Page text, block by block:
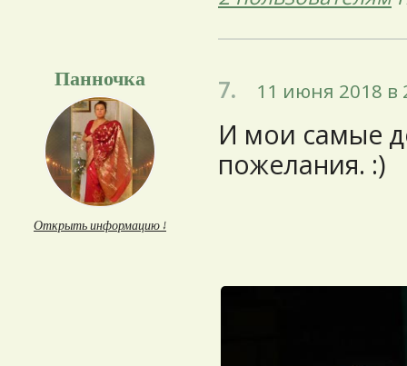
Панночка
Открыть информацию ↓
7. 11 июня 2018 в
И мои самые
пожелания. :)